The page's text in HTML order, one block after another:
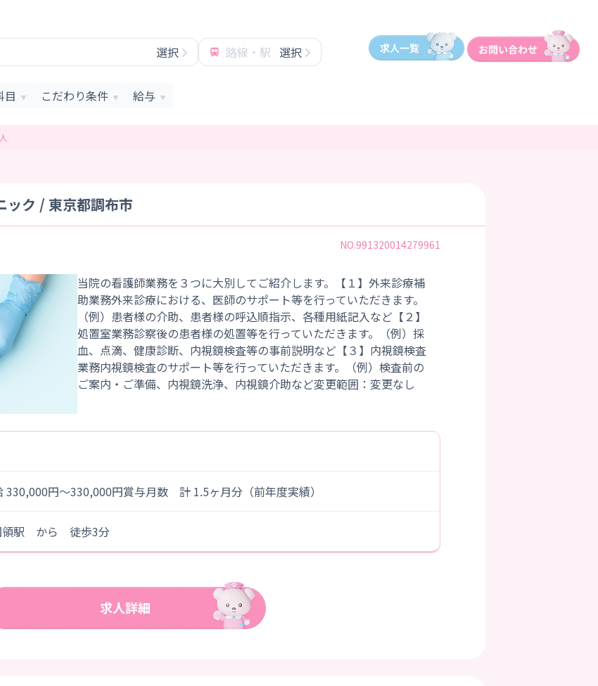
選択 路線・駅 選択
目 ▼ こだわり条件 ▼ 給与 ▼
ック / 東京都調布市
NO.991320014279961
当院の看護師業務を３つに大別してご紹介します。【１】外来診療補
助業務外来診療における、医師のサポート等を行っていただきます。
（例）患者様の介助、患者様の呼込順指示、各種用紙記入など【２】
処置室業務診察後の患者様の処置等を行っていただきます。（例）採
血、点滴、健康診断、内視鏡検査等の事前説明など【３】内視鏡検査
業務内視鏡検査のサポート等を行っていただきます。（例）検査前の
円～330,000円賞与月数 計 1.5ヶ月分（前年度実績）
駅 から 徒歩3分